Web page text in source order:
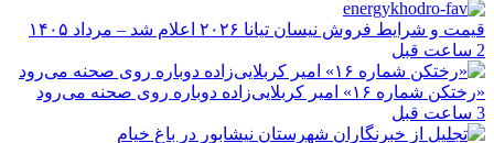
قیمت و شرایط فروش نیسان تیانا ۲۰۲۶ اعلام شد – مرداد ۱۴۰۵
2 ساعت قبل
«رختکن شماره ۱۶» امیر کربلایی‌زاده دوباره روی صحنه می‌رود
3 ساعت قبل